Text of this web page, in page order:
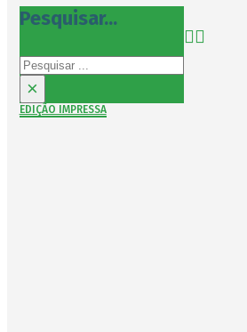
Pesquisar...
Pesquisar
×
EDIÇÃO IMPRESSA